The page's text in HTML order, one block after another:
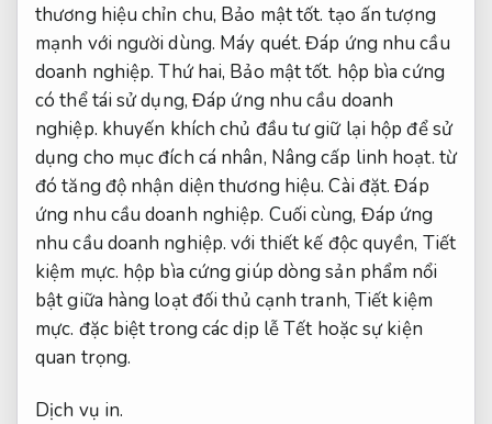
thương hiệu chỉn chu, Bảo mật tốt. tạo ấn tượng
mạnh với người dùng. Máy quét. Đáp ứng nhu cầu
doanh nghiệp. Thứ hai, Bảo mật tốt. hộp bìa cứng
có thể tái sử dụng, Đáp ứng nhu cầu doanh
nghiệp. khuyến khích chủ đầu tư giữ lại hộp để sử
dụng cho mục đích cá nhân, Nâng cấp linh hoạt. từ
đó tăng độ nhận diện thương hiệu.Cài đặt. Đáp
ứng nhu cầu doanh nghiệp. Cuối cùng, Đáp ứng
nhu cầu doanh nghiệp. với thiết kế độc quyền, Tiết
kiệm mực. hộp bìa cứng giúp dòng sản phẩm nổi
bật giữa hàng loạt đối thủ cạnh tranh, Tiết kiệm
mực. đặc biệt trong các dịp lễ Tết hoặc sự kiện
quan trọng.
Dịch vụ in.